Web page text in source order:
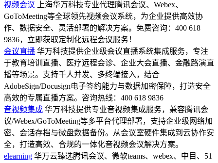
视频会议
上海华万科技专业代理腾讯会议、Webex、
GoToMeeting等全球领先视频会议系统，为企业提供高效协
作、数据安全、灵活部署的解决方案。免费咨询：400 618
9836，立即获取定制化远程会议服务！
会议直播 华万科技提供企业级会议直播系统集成服务，专注
于教育培训直播、医疗远程会诊、企业大会直播、金融路演直
播等场景。支持千人并发、多终端接入，结合
AdobeSign/Docusign电子签约能力与数据加密保障，打造安全
高效的专属直播方案。咨询热线：400 618 9836
音视频集成 华万科技提供专业音视频集成服务，兼容腾讯会
议/Webex/GoToMeeting等多平台代理部署，支持企业级网络加
密、会话存档与微盘数据备份。从会议室硬件集成到云协作安
全，打造高效、合规的一体化音视频会议解决方案。
elearning 华万云臻选腾讯会议、微软teams、webex、中目、51